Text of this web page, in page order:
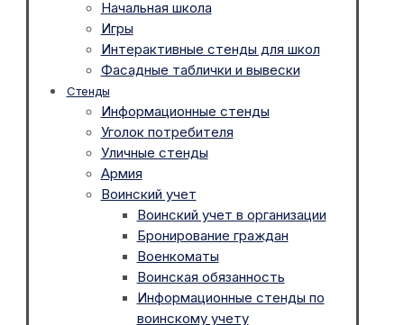
Начальная школа
Игры
Интерактивные стенды для школ
Фасадные таблички и вывески
Стенды
Информационные стенды
Уголок потребителя
Уличные стенды
Армия
Воинский учет
Воинский учет в организации
Бронирование граждан
Военкоматы
Воинская обязанность
Информационные стенды по
воинскому учету